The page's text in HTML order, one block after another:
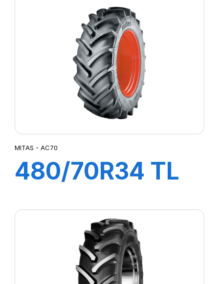
MITAS - AC70
480/70R34 TL